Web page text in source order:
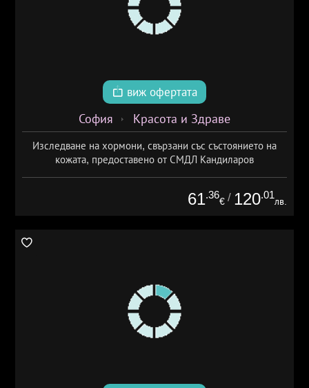
виж офертата
София Красота и Здраве
Изследване на хормони, свързани със състоянието на
кожата, предоставено от СМДЛ Кандиларов
61.36
€ / 120.01
лв.